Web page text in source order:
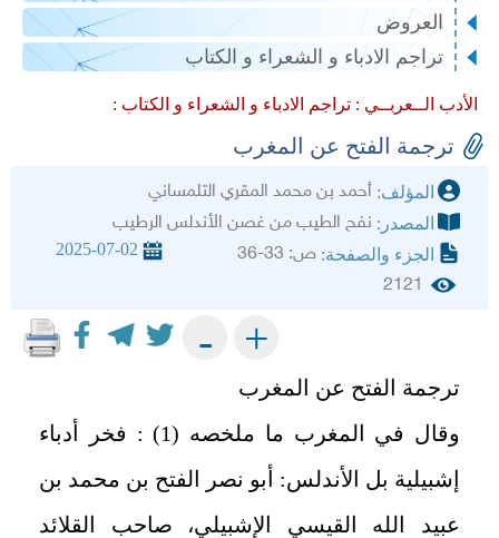
العروض
تراجم الادباء و الشعراء و الكتاب
الأدب الــعربــي : تراجم الادباء و الشعراء و الكتاب :
ترجمة الفتح عن المغرب
المؤلف: أحمد بن محمد المقري التلمساني
المصدر: نفح الطيب من غصن الأندلس الرطيب
الجزء والصفحة: ص: 33-36 2025-07-02
2121
+
-
ترجمة الفتح عن المغرب
وقال في المغرب ما ملخصه (1) : فخر أدباء
إشبيلية بل الأندلس: أبو نصر الفتح بن محمد بن
عبيد الله القيسي الإشبيلي، صاحب القلائد